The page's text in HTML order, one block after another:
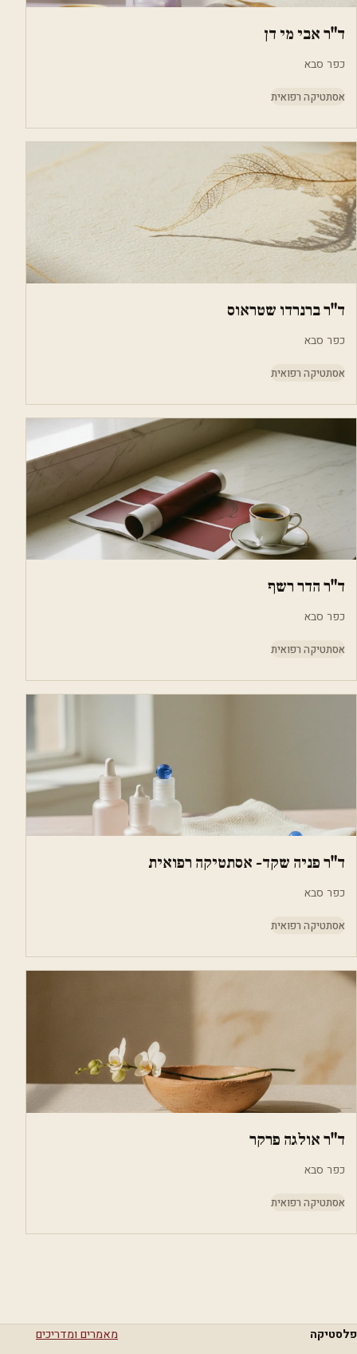
ד"ר אבי מי דן
כפר סבא
אסתטיקה רפואית
ד"ר ברנרדו שטראוס
כפר סבא
אסתטיקה רפואית
ד"ר הדר רשף
כפר סבא
אסתטיקה רפואית
ד"ר פניה שקד- אסתטיקה רפואית
כפר סבא
אסתטיקה רפואית
ד"ר אולגה פרקר
כפר סבא
אסתטיקה רפואית
פלסטיקה
מאמרים ומדריכים